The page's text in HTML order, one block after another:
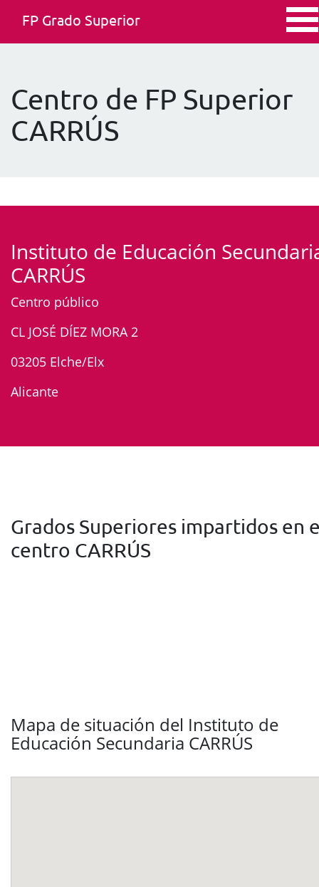
FP Grado Superior
Centro de FP Superior
CARRÚS
Instituto de Educación
CARRÚS
Centro público
CL JOSÉ DÍEZ MORA 2
03205 Elche/Elx
Alicante
Grados Superiores impartidos en
centro CARRÚS
Mapa de situación del Instituto de
Educación Secundaria CARRÚS